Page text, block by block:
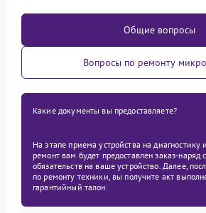
Общие вопросы
Вопросы по ремонту
Какие документы вы предоставляете?
На этапе приема устройства на
ремонт вам будет предоставлен заказ-наряд
обязательств на ваше устройство. Далее,
по ремонту техники, вы получите акт
гарантийный талон.